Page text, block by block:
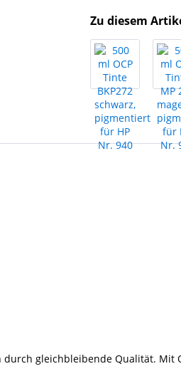
Zu diesem
durch gleichbleibende Qualität. Mit